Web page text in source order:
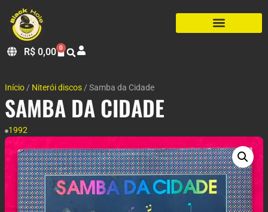
R$ 0,00 0
Início / Niterói discos / Samba da Cidade
SAMBA DA CIDADE
1992